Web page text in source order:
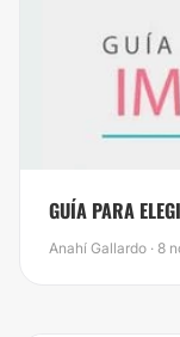
GUÍA PARA
Anahí Gallardo · 8